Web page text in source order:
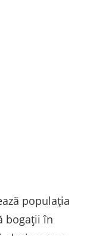
populaţia
bogaţii în